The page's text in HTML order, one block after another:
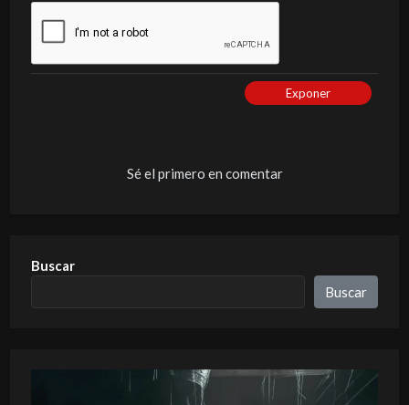
Exponer
Sé el primero en comentar
Buscar
Buscar